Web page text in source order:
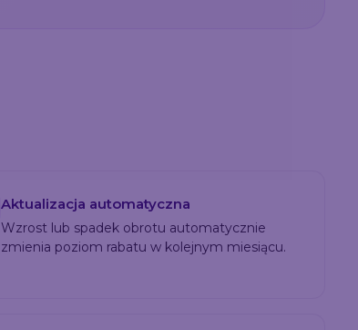
Aktualizacja automatyczna
Wzrost lub spadek obrotu automatycznie
zmienia poziom rabatu w kolejnym miesiącu.